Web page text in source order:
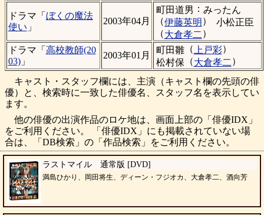
ドラマ「 ぼくの魔法
使い 」
2003年04月
町田道男 ： みったん
（伊藤英明 ）
小松正臣
（大倉孝二 ）
ドラマ「 高校教師(20
03)」
2003年01月
町田雛（ 上戸彩）
松村保 （大倉孝二 ）
キャスト・スタッフ欄には、主演（キャスト欄の先頭の俳
優）と、検索時に一致した俳優名、スタッフ名を表示してい
ます。
他の俳優の出演作品のロケ地は、画面上部の「俳優IDX」
をご利用ください。 「俳優IDX」にも掲載されていない場
合は、「DB検索」の「作品検索」をご利用ください。
ラストマイル 通常版 [DVD]
満島ひかり、岡田将生、ディーン・フジオカ、大倉孝二、酒向芳